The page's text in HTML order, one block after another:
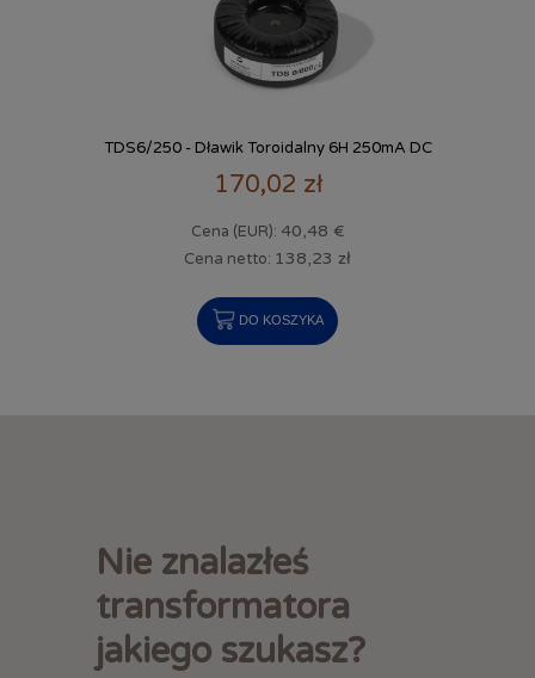
TDS6/250 - Dławik Toroidalny 6H 250mA DC
170,02 zł
Cena (EUR): 40,48 €
Cena netto: 138,23 zł
DO KOSZYKA
Nie znalazłeś
transformatora
jakiego szukasz?